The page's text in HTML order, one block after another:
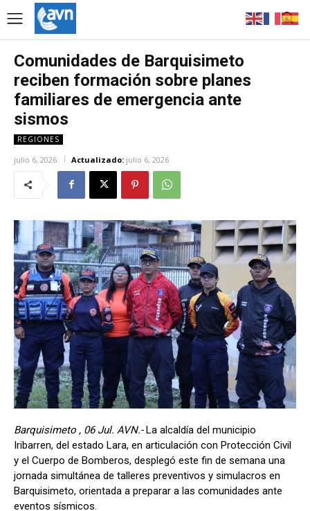
Comunidades de Barquisimeto
reciben formación sobre planes
familiares de emergencia ante
sismos
REGIONES
julio 6, 2026 Actualizado: julio 6, 2026
Barquisimeto , 06 Jul. AVN.-La alcaldía del municipio
Iribarren, del estado Lara, en articulación con Protección Civil
y el Cuerpo de Bomberos, desplegó este fin de semana una
jornada simultánea de talleres preventivos y simulacros en
Barquisimeto, orientada a preparar a las comunidades ante
eventos sísmicos.